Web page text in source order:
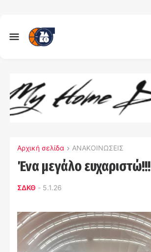
Αρχική σελίδα ΑΝΑΚΟΙΝΩΣΕΙΣ
Ένα μεγάλο ευχαριστώ!!!
ΣΔΚΘ - 5.1.26